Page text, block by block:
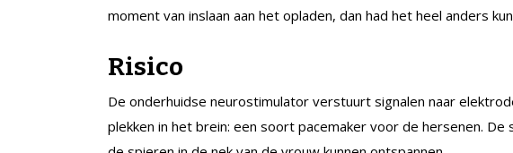
moment van inslaan aan het opladen, dan had het heel anders
Risico
De onderhuidse neurostimulator verstuurt signalen naar
plekken in het brein: een soort pacemaker voor de hersenen.